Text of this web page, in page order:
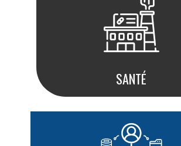
SANTÉ